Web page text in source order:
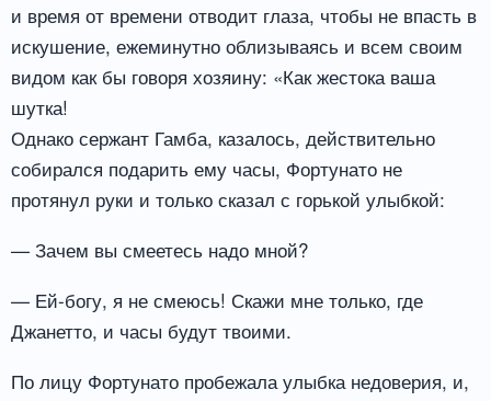
и время от времени отводит глаза, чтобы не впасть в
искушение, ежеминутно облизываясь и всем своим
видом как бы говоря хозяину: «Как жестока ваша
шутка!
Однако сержант Гамба, казалось, действительно
собирался подарить ему часы, Фортунато не
протянул руки и только сказал с горькой улыбкой:
— Зачем вы смеетесь надо мной?
— Ей-богу, я не смеюсь! Скажи мне только, где
Джанетто, и часы будут твоими.
По лицу Фортунато пробежала улыбка недоверия, и,